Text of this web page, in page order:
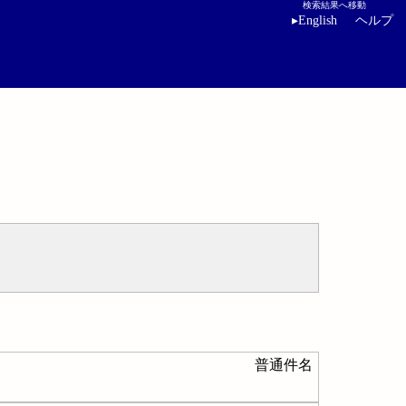
検索結果へ移動
▸English ヘルプ
普通件名